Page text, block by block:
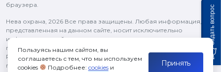
браузера.
Нева охрана, 2026 Все права защищены. Любая информация,
представленная на данном сайте, носит исключительно
информационный характер и ни при каких условиях не является
публичной офертой, определяемой положениями статьи 437 ГК
РФ. Все права на изображения и тексты принадлежат их
правообладателям и используются в рамках цитирования.
Пользуясь нашим сайтом, вы
соглашаетесь с тем, что мы используем
cookies
Подробнее: cookiesи Принять
Задать вопрос